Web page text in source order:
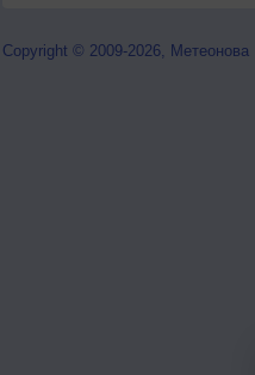
Copyright © 2009-2026, Метеонова